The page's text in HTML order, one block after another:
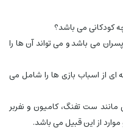
کودکانی می باشد؟
می باشد و می تواند آن ها را
از اسباب بازی ها را شامل می
ست تفنگ، کامیون و نفربر
از این قبیل می باشد.